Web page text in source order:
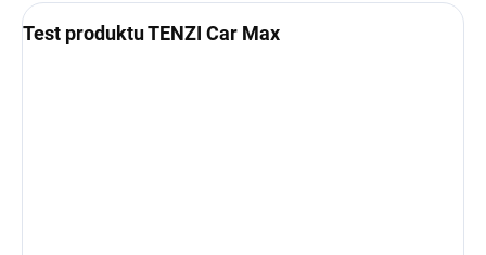
Test produktu TENZI Car Max